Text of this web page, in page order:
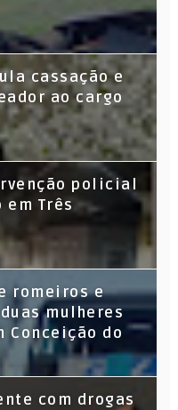
cassação e
ao cargo
policial
Três
romeiros e
mulheres
Conceição do
com drogas